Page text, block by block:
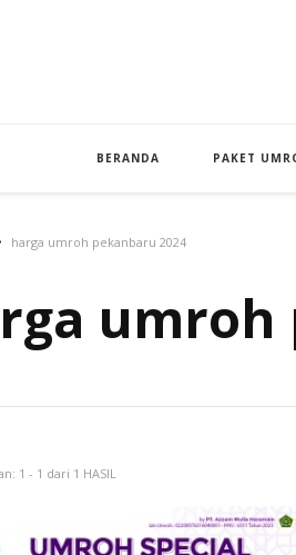
BERANDA PAKET
harga umroh pekanbaru 2024
umroh
1 - 1 dari 1 HASIL